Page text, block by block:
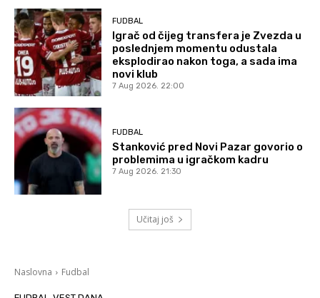
FUDBAL
Igrač od čijeg transfera je Zvezda u
poslednjem momentu odustala
eksplodirao nakon toga, a sada ima
novi klub
7 Aug 2026. 22:00
FUDBAL
Stanković pred Novi Pazar govorio o
problemima u igračkom kadru
7 Aug 2026. 21:30
Učitaj još